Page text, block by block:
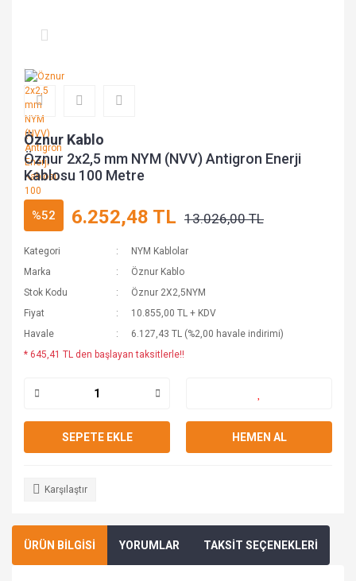
Öznur Kablo
Öznur 2x2,5 mm NYM (NVV) Antigron Enerji
Kablosu 100 Metre
%52 6.252,48 TL 13.026,00 TL
Kategori
NYM Kablolar
Marka
Öznur Kablo
Stok Kodu
Öznur 2X2,5NYM
Fiyat
10.855,00 TL + KDV
Havale
6.127,43 TL (%2,00 havale indirimi)
* 645,41 TL den başlayan taksitlerle!!
SEPETE EKLE HEMEN AL
Karşılaştır
ÜRÜN BİLGİSİ YORUMLAR TAKSİT SEÇENEKLERİ